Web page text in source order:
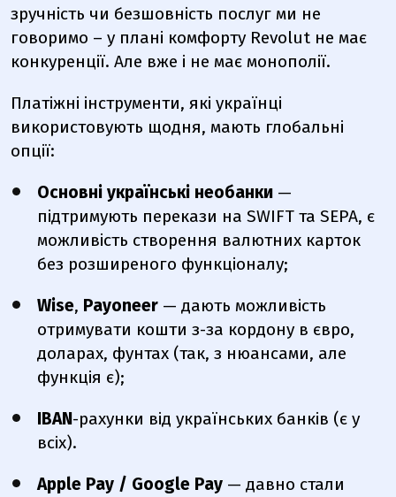
зручність чи безшовність послуг ми не
говоримо – у плані комфорту Revolut не має
конкуренції. Але вже і не має монополії.
Платіжні інструменти, які українці
використовують щодня, мають глобальні
опції:
Основні українські необанки —
підтримують перекази на SWIFT та SEPA, є
можливість створення валютних карток
без розширеного функціоналу;
Wise, Payoneer — дають можливість
отримувати кошти з-за кордону в євро,
доларах, фунтах (так, з нюансами, але
функція є);
IBAN-рахунки від українських банків (є у
всіх).
Apple Pay / Google Pay — давно стали